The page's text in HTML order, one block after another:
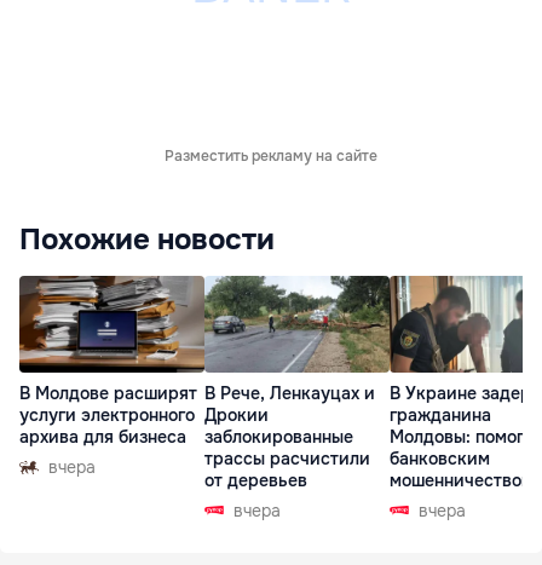
Разместить рекламу на сайте
Похожие новости
В Молдове расширят
услуги электронного
архива для бизнеса
вчера
В Рече, Ленкауцах и
Дрокии
заблокированные
трассы расчистили
от деревьев
вчера
В Украине
гражданина
Молдовы:
банковским
мошенничеством
Чехиивчера